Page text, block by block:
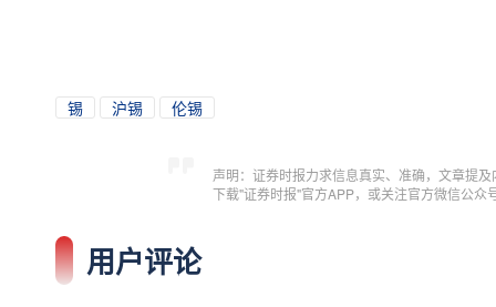
锡 沪锡 伦锡
声明：证券时报力求信息真实、准确，文章提
下载"证券时报"官方APP，或关注官方微信公
用户评论